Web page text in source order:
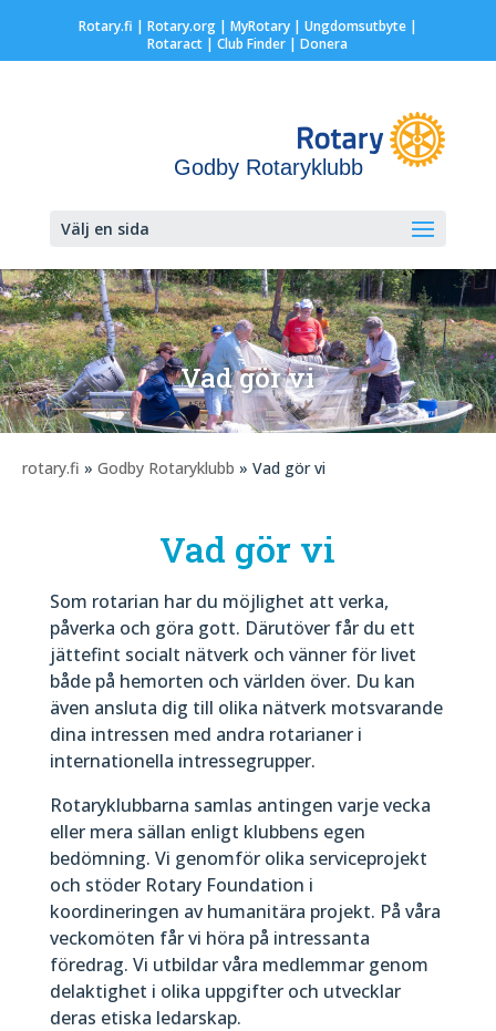
Rotary.fi | Rotary.org| MyRotary | Ungdomsutbyte|
Rotaract | Club Finder | Donera
Godby Rotaryklubb
Välj en sida
Vad gör vi
rotary.fi » Godby Rotaryklubb » Vad gör vi
Vad gör vi
Som rotarian har du möjlighet att verka,
påverka och göra gott. Därutöver får du ett
jättefint socialt nätverk och vänner för livet
både på hemorten och världen över. Du kan
även ansluta dig till olika nätverk motsvarande
dina intressen med andra rotarianer i
internationella intressegrupper.
Rotaryklubbarna samlas antingen varje vecka
eller mera sällan enligt klubbens egen
bedömning. Vi genomför olika serviceprojekt
och stöder Rotary Foundation i
koordineringen av humanitära projekt. På våra
veckomöten får vi höra på intressanta
föredrag. Vi utbildar våra medlemmar genom
delaktighet i olika uppgifter och utvecklar
deras etiska ledarskap.